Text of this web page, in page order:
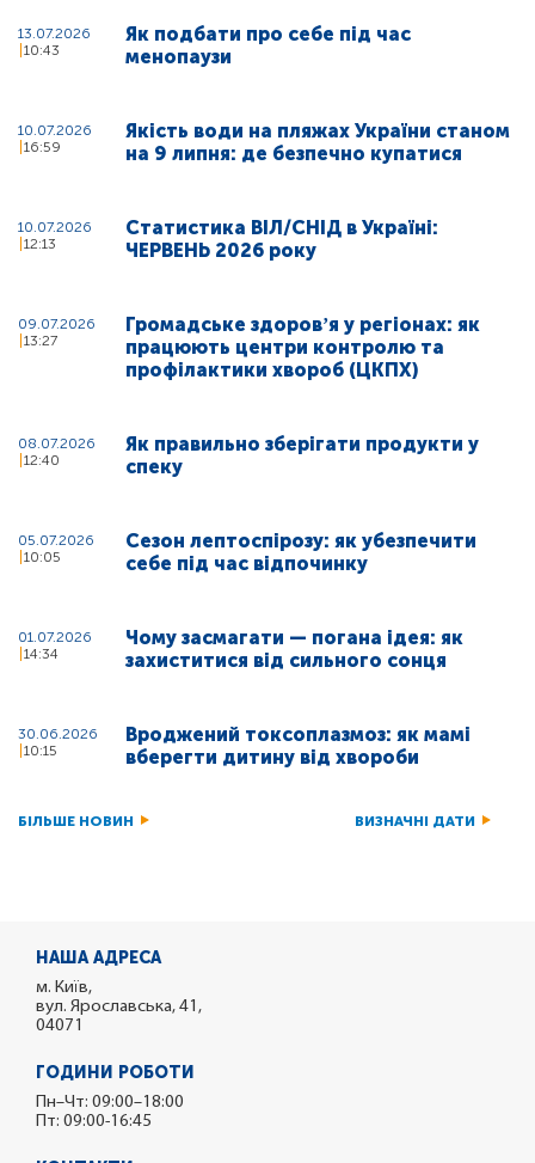
13.07.2026
10:43
Як подбати про себе під час
менопаузи
10.07.2026
16:59
Якість води на пляжах України станом
на 9 липня: де безпечно купатися
10.07.2026
12:13
Статистика ВІЛ/СНІД в Україні:
ЧЕРВЕНЬ 2026 року
09.07.2026
13:27
Громадське здоровʼя у регіонах: як
працюють центри контролю та
профілактики хвороб (ЦКПХ)
08.07.2026
12:40
Як правильно зберігати продукти у
спеку
05.07.2026
10:05
Сезон лептоспірозу: як убезпечити
себе під час відпочинку
01.07.2026
14:34
Чому засмагати — погана ідея: як
захиститися від сильного сонця
30.06.2026
10:15
Вроджений токсоплазмоз: як мамі
вберегти дитину від хвороби
БІЛЬШЕ НОВИН ВИЗНАЧНІ ДАТИ
НАША АДРЕСА
м. Київ,
вул. Ярославська, 41,
04071
ГОДИНИ РОБОТИ
Пн–Чт: 09:00–18:00
Пт: 09:00-16:45